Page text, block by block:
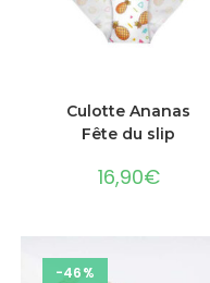
CHOIX DES OPTIONS
Culotte Ananas
Fête du slip
16,90€
-46%